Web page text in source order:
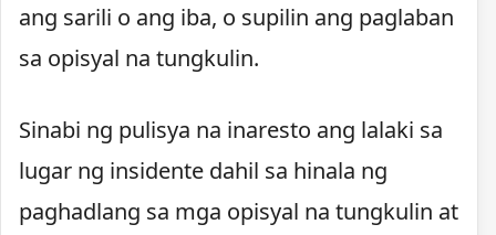
ang sarili o ang iba, o supilin ang paglaban
sa opisyal na tungkulin.
Sinabi ng pulisya na inaresto ang lalaki sa
lugar ng insidente dahil sa hinala ng
paghadlang sa mga opisyal na tungkulin at